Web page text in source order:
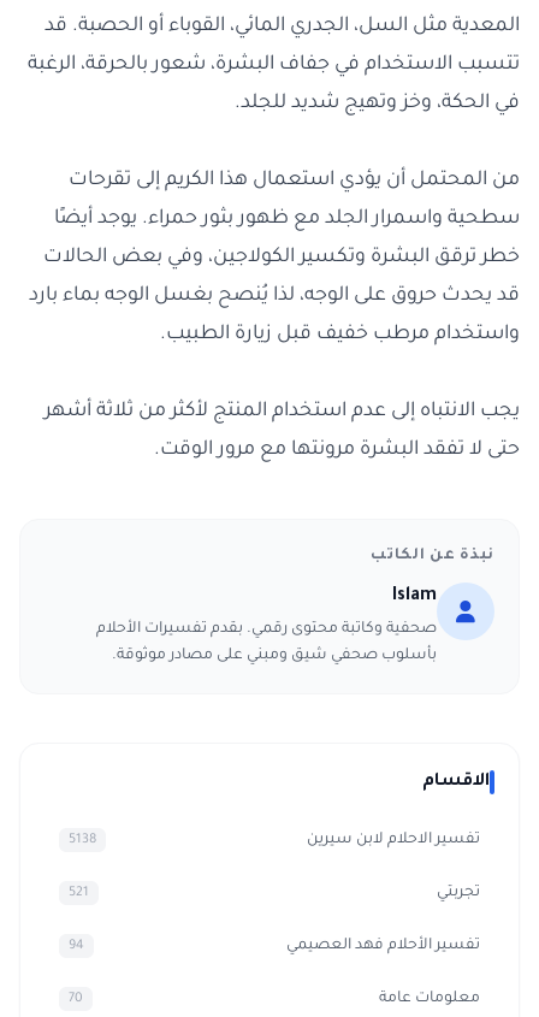
المعدية مثل السل، الجدري المائي، القوباء أو الحصبة. قد
تتسبب الاستخدام في جفاف البشرة، شعور بالحرقة، الرغبة
في الحكة، وخز وتهيج شديد للجلد.
من المحتمل أن يؤدي استعمال هذا الكريم إلى تقرحات
سطحية واسمرار الجلد مع ظهور بثور حمراء. يوجد أيضًا
خطر ترقق البشرة وتكسير الكولاجين، وفي بعض الحالات
قد يحدث حروق على الوجه، لذا يُنصح بغسل الوجه بماء بارد
واستخدام مرطب خفيف قبل زيارة الطبيب.
يجب الانتباه إلى عدم استخدام المنتج لأكثر من ثلاثة أشهر
حتى لا تفقد البشرة مرونتها مع مرور الوقت.
نبذة عن الكاتب
Islam
صحفية وكاتبة محتوى رقمي. بقدم تفسيرات الأحلام
بأسلوب صحفي شيق ومبني على مصادر موثوقة.
الاقسام
تفسير الاحلام لابن سيرين 5138
تجربتي 521
تفسير الأحلام فهد العصيمي 94
معلومات عامة 70